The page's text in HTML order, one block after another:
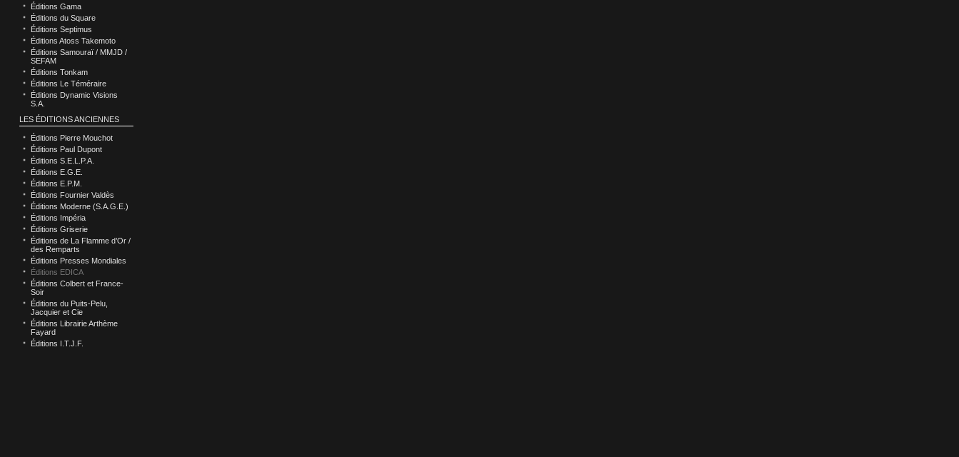
Éditions Gama
Éditions du Square
Éditions Septimus
Éditions Atoss Takemoto
Éditions Samouraï / MMJD /
SEFAM
Éditions Tonkam
Éditions Le Téméraire
Éditions Dynamic Visions
S.A.
LES ÉDITIONS ANCIENNES
Éditions Pierre Mouchot
Éditions Paul Dupont
Éditions S.E.L.P.A.
Éditions E.G.E.
Éditions E.P.M.
Éditions Fournier Valdès
Éditions Moderne (S.A.G.E.)
Éditions Impéria
Éditions Griserie
Éditions de La Flamme d’Or /
des Remparts
Éditions Presses Mondiales
Éditions EDICA
Éditions Colbert et France-
Soir
Éditions du Puits-Pelu,
Jacquier et Cie
Éditions Librairie Arthème
Fayard
Éditions I.T.J.F.